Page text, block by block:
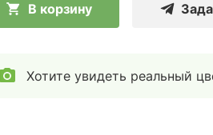
В корзину
Хотите увидеть реальный